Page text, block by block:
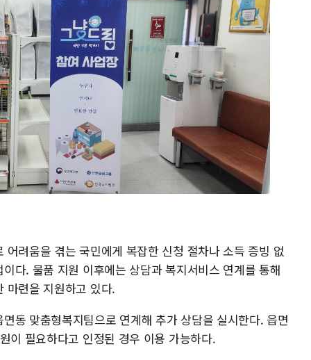
려움을 겪는 국민에게 복잡한 신청 절차나 소득 증빙 없
다. 물품 지원 이후에는 상담과 복지서비스 연계를 통해
마련을 지원하고 있다.
동 맞춤형복지팀으로 연계해 추가 상담을 실시한다. 읍면
이 필요하다고 인정된 경우 이용 가능하다.